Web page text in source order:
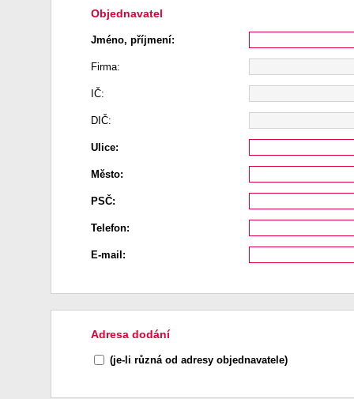
Objednavatel
Jméno, příjmení:
Firma:
IČ:
DIČ:
Ulice:
Město:
PSČ:
Telefon:
E-mail:
Adresa dodání
(je-li různá od adresy objednavatele)